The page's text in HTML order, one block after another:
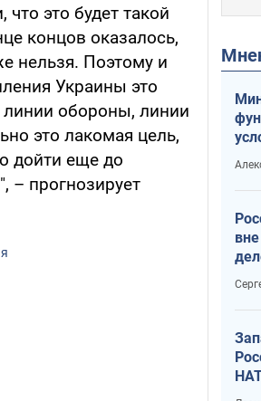
это будет такой
концов оказалось,
нельзя. Поэтому и
Украины это
обороны, линии
это лакомая цель,
дойти еще до
– прогнозирует